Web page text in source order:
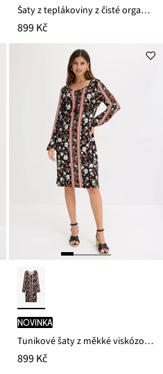
Šaty z teplákoviny z čisté organické bavlny
899 Kč
novinka
Tunikové šaty z měkké viskózové směsi
899 Kč